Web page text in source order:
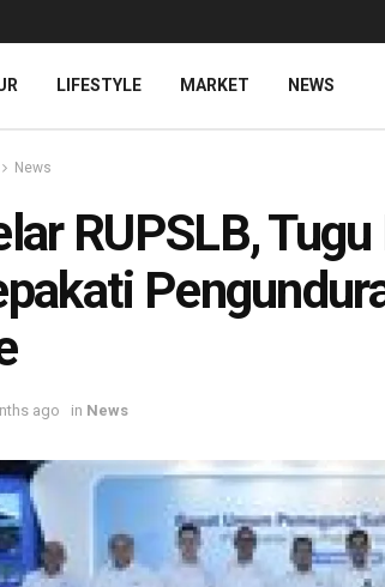
LIFESTYLE MARKET NEWS
News
RUPSLB,
ago in News